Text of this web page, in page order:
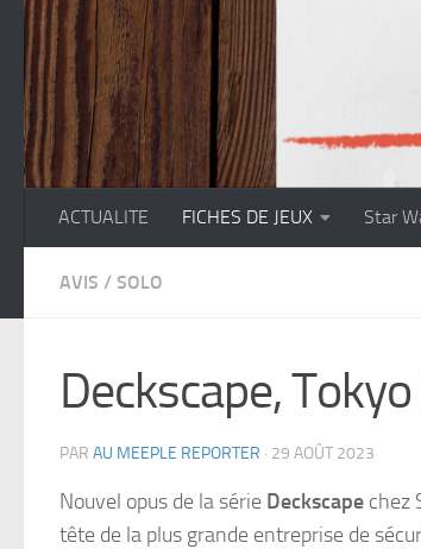
ACTUALITE FICHES DE JEUX Star
AVIS / SOLO
Deckscape,
PAR AU MEEPLE REPORTER · 29 AOÛT 2023
Nouvel opus de la série Deckscape chez
tête de la plus grande entreprise de